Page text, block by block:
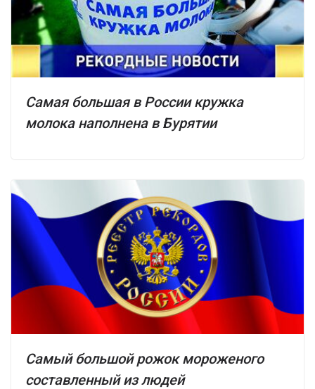
Самая большая в России кружка
молока наполнена в Бурятии
Самый большой рожок мороженого
составленный из людей